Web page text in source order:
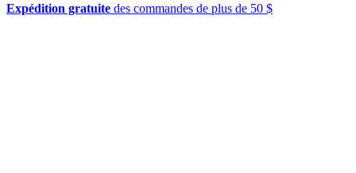
Expédition gratuite des commandes de plus de 50 $